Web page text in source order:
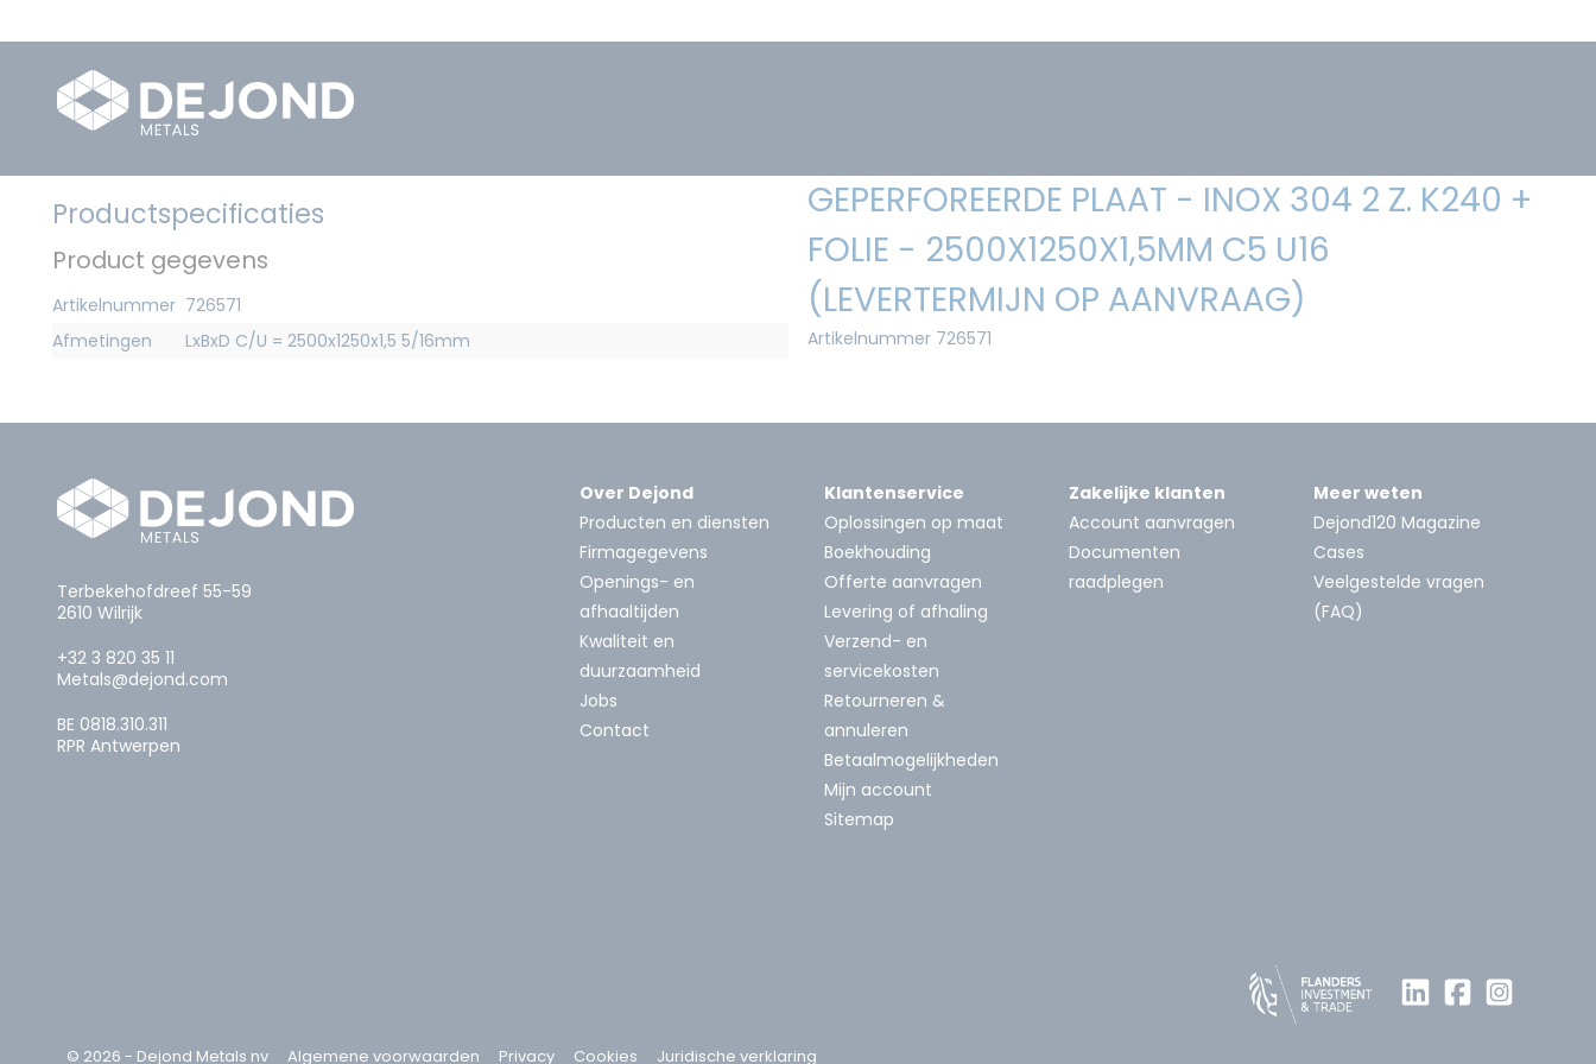
Productspecificaties
Product gegevens
Artikelnummer 726571
Afmetingen
LxBxD C/U = 2500x1250x1,5 5/16mm
GEPERFOREERDE PLAAT - INOX 304 2 Z. K240 +
FOLIE - 2500X1250X1,5MM C5 U16
(LEVERTERMIJN OP AANVRAAG)
Artikelnummer 726571
Terbekehofdreef 55-59
2610 Wilrijk
+32 3 820 35 11
Metals@dejond.com
BE 0818.310.311
RPR Antwerpen
Over Dejond
Producten en diensten
Firmagegevens
Openings- en
afhaaltijden
Kwaliteit en
duurzaamheid
Jobs
Contact
Klantenservice
Oplossingen op maat
Boekhouding
Offerte aanvragen
Levering of afhaling
Verzend- en
servicekosten
Retourneren &
annuleren
Betaalmogelijkheden
Mijn account
Sitemap
Zakelijke klanten
Account aanvragen
Documenten
raadplegen
Meer weten
Dejond120 Magazine
Cases
Veelgestelde vragen
(FAQ)
© 2026 - Dejond Metals nv Algemene voorwaarden Privacy Cookies Juridische verklaring